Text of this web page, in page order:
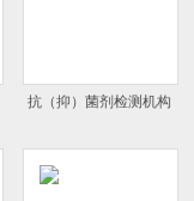
抗（抑）菌剂检测机构